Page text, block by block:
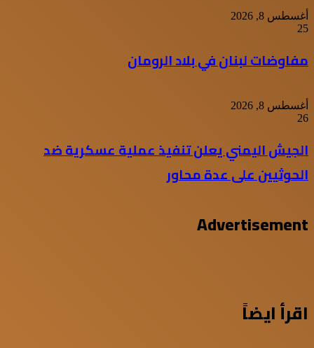
أغسطس 8, 2026
25
مفاوضات لبنان في بلاد الرومان
أغسطس 8, 2026
26
الجيش اليمني يعلن تنفيذ عملية عسكرية ضد
الحوثيين على عدة محاور
Advertisement
اقرأ ايضاً